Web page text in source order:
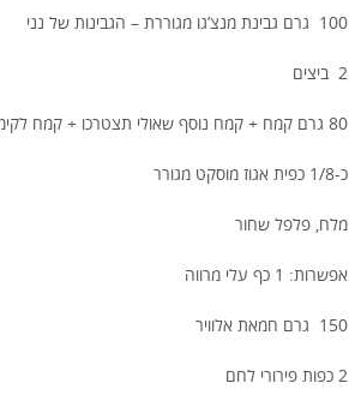
100 גרם גבינת מנצ’גו מגוררת – הגבינות של נני
2 ביצים
80 גרם קמח + קמח נוסף שאולי תצטרכו + קמח לקימוח
כ-1/8 כפית אגוז מוסקט מגורר
מלח, פלפל שחור
אפשרות: 1 כף עלי מרווה
150 גרם חמאת אלוויר
2 כפות פירורי לחם